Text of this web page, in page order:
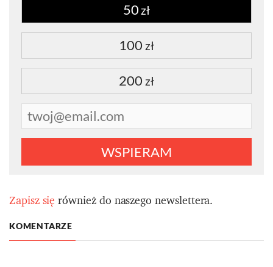
50 zł
100 zł
200 zł
WSPIERAM
Zapisz sięrównież do naszego newslettera.
KOMENTARZE